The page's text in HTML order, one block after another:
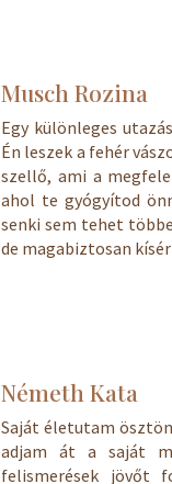
Musch Rozina
Egy különleges
Én leszek a fehér
szellő, ami a
ahol te gyógyítod
senki sem tehet
de magabiztosan
Németh Kata
Saját életutam
adjam át a saját
felismerések jövőt